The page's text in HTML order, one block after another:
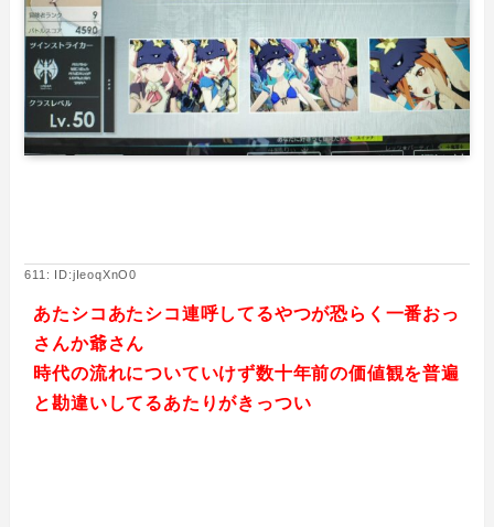
611: ID:jIeoqXnO0
あたシコあたシコ連呼してるやつが恐らく一番おっ
さんか爺さん
時代の流れについていけず数十年前の価値観を普遍
と勘違いしてるあたりがきっつい